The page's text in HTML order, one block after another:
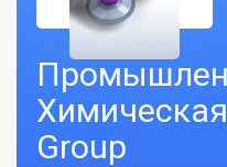
Group